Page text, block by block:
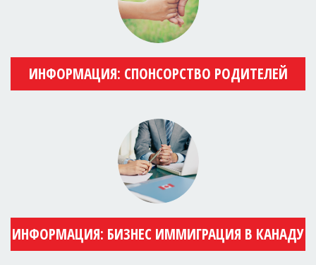
ИНФОРМАЦИЯ: СПОНСОРСТВО РОДИТЕЛЕЙ
ИНФОРМАЦИЯ: БИЗНЕС ИММИГРАЦИЯ В КАНАДУ